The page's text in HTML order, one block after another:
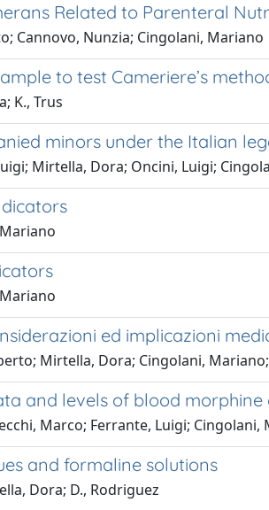
Related to Parenteral
Cannovo, Nunzia; Cingolani, Mariano
to test Cameriere’s
K., Trus
minors under the Italian
Mirtella, Dora; Oncini, Luigi;
ed implicazioni
Mirtella, Dora; Cingolani,
and levels of blood
Marco; Ferrante, Luigi; Cingolani,
and formaline solutions
Dora; D., Rodriguez